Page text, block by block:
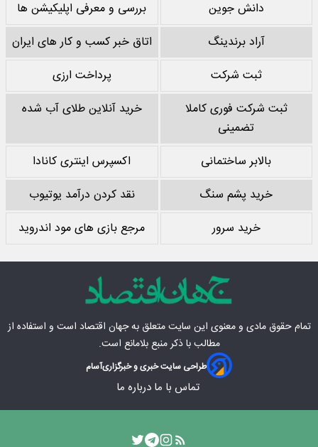
دانش جوین
بررسی و معرفی اپلیکیشن ها
آراد برندینگ
اتاق خبر کسب و کار های ایران
ثبت شرکت
پرداخت ارزی
ثبت شرکت فوری کاملا
تضمینی
خرید آنلاین طلای آب شده
بالابر ساختمانی
اکسپرس اینتری کانادا
خرید پشم سنگ
نقد کردن درآمد یوتیوب
خرید سرور
مرجع بازی های مود اندروید
تمام حقوق مادی‌ و معنوی این سایت متعلق بهجهان اقتصاد است و استفاده از
مطالب با ذکر منبع بلامانع است.
طراحی سایت خبری و خبرگزاریآسام
تماس با ما درباره ما